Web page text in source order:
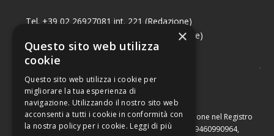
Tel. +39 02 26927081 int. 221 (Redazione)
Tel. +39 02 26927081 int. 224 (Commerciale)
Fax +39 02 26951006
Capitale sociale di Euro 10.000,00 – Numero di iscrizione nel Registro
delle Imprese di Milano, partita Iva e codice fiscale 09460990964,
×
Questo sito web utilizza
cookie
Questo sito web utilizza i cookie per
migliorare la tua esperienza di
navigazione. Utilizzando il nostro sito web
acconsenti a tutti i cookie in conformità con
la nostra policy per i cookie. Leggi di più